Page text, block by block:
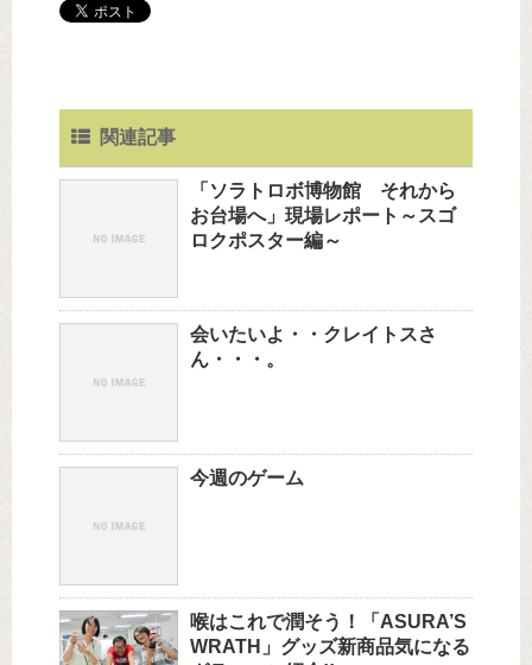
関連記事
「ソラトロボ博物館 それから
お台場へ」現場レポート～スゴ
ロクポスター編～
会いたいよ・・クレイトスさ
ん・・・。
今週のゲーム
喉はこれで潤そう！「ASURA’S
WRATH」グッズ新商品気になる